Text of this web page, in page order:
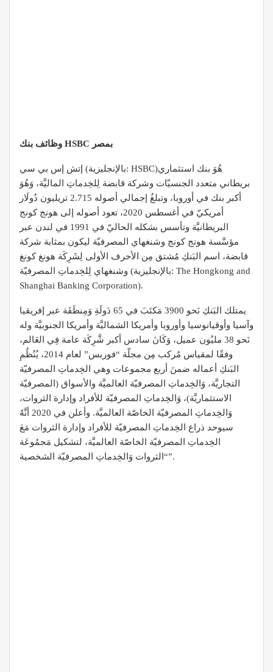
وظائف بنك HSBC بمصر
إتش إس بي سي (بالإنجليزية: HSBC)‏ هُوَ بنك استثماري
بريطاني متعدد الجنسيّات وشركة قابضة لِلخِدماتِ الماليَّة، وَهُوَ
أكبر بنك في أوروبا، وتبلغُ إجمالي أصوله 2.715 تريليون دُولَار
أمريكيّ في أغسطس 2020، تعود أصوله إلى هونج كونج
البريطانيَّة وتأسس بشكله الحاليّ في 1991 في لندن عبر
مؤسَّسة هونج كونج وشنغهاي المصرفيّة ليكون بمثابة شركة
قابضة، اسم البَنكِ مُشتق مِن الأحرف الأولى لِشَرِكَة هونغ كونغ
وشنغهاي لِلخِدماتِ المصرفيّة (بالإنجليزية: The Hongkong and
Shanghai Banking Corporation)‏.
يمتلك البَنكِ نَحو 3900 مَكتَبَ في 65 دَولَةِ وَمِنطَقَة عبر إفريقيا
وآسيا وأوقيانوسيا وأوروبا وأمريكا الشماليَّة وأمريكا الجنوبيَّة وله
نَحو 38 مليُون عميل، وَكَانَ سادس أكبر شَّرِكَة عامة فِي العَالم،
وفقًا لمقياس مُركب مِن مجلّة “فوربس” لعام 2014، يُنُظُمِ
البَنكِ أعماله ضمنَ أربع مجموعات وهي الخِدماتِ المصرفيّة
التجاريَّة، وَالخِدماتِ المصرفيّة العالميَّة والأسواق (المصرفيّة
الاستثماريَّة)، وَالخِدماتِ المصرفيّة للأفراد وإدارة الثروات،
وَالخِدماتِ المصرفيّة الخاصّة العالميَّة. وأعلن في 2020 أنَّهُ
سيوحد ذراع الخِدماتِ المصرفيّة للأفراد وإدارة الثروات مَعَ
الخِدماتِ المصرفيّة الخاصّة العالميَّة، لتشكيل مَجمُوعَة
“الثروات وَالخِدماتِ المصرفيّة الشخصية”.